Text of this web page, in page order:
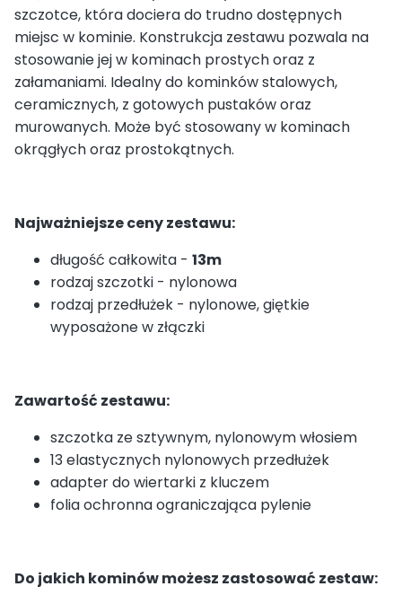
szczotce, która dociera do trudno dostępnych
miejsc w kominie. Konstrukcja zestawu pozwala na
stosowanie jej w kominach prostych oraz z
załamaniami. Idealny do kominków stalowych,
ceramicznych, z gotowych pustaków oraz
murowanych. Może być stosowany w kominach
okrągłych oraz prostokątnych.
Najważniejsze ceny zestawu:
długość całkowita - 13m
rodzaj szczotki - nylonowa
rodzaj przedłużek - nylonowe, giętkie
wyposażone w złączki
Zawartość zestawu:
szczotka ze sztywnym, nylonowym włosiem
13 elastycznych nylonowych przedłużek
adapter do wiertarki z kluczem
folia ochronna ograniczająca pylenie
Do jakich kominów możesz zastosować zestaw: